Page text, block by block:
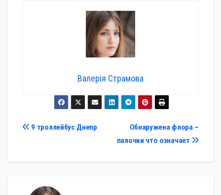
Валерія Страмова
Навигация
Обнаружена флора –
палочки что означает
9 троллейбус Днепр